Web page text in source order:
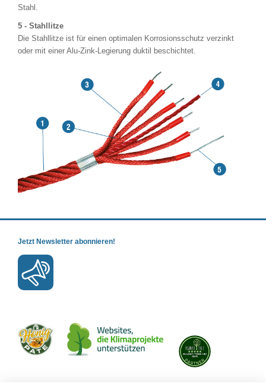
Stahl.
5 - Stahllitze
Die Stahllitze ist für einen optimalen Korrosionsschutz verzinkt
oder mit einer Alu-Zink-Legierung duktil beschichtet.
Jetzt Newsletter abonnieren!